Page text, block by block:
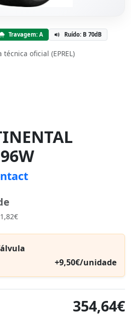
Travagem: A Ruído: B 70dB
técnica oficial (EPREL)
+9,50€/unidade
354,64€